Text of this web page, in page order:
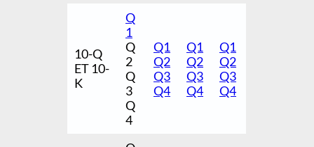
10-Q
ET 10-
K
Q
1
Q
2
Q
3
Q
4
Q1
Q2
Q3
Q4
Q1
Q2
Q3
Q4
Q1
Q2
Q3
Q4